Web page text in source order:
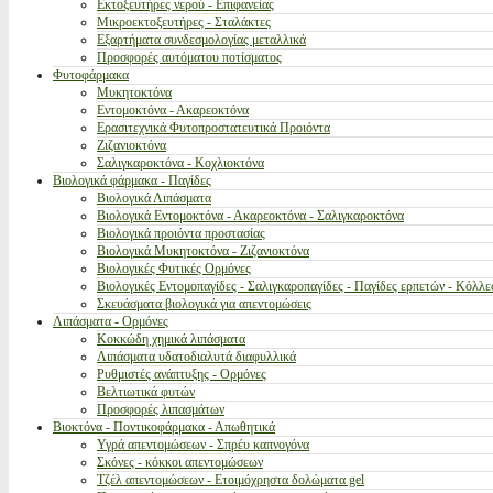
Εκτοξευτήρες νερού - Επιφανείας
Μικροεκτοξευτήρες - Σταλάκτες
Εξαρτήματα συνδεσμολογίας μεταλλικά
Προσφορές αυτόματου ποτίσματος
Φυτοφάρμακα
Μυκητοκτόνα
Εντομοκτόνα - Ακαρεοκτόνα
Ερασιτεχνικά Φυτοπροστατευτικά Προιόντα
Ζιζανιοκτόνα
Σαλιγκαροκτόνα - Κοχλιοκτόνα
Βιολογικά φάρμακα - Παγίδες
Βιολογικά Λιπάσματα
Βιολογικά Εντομοκτόνα - Ακαρεοκτόνα - Σαλιγκαροκτόνα
Βιολογικά προιόντα προστασίας
Βιολογικά Μυκητοκτόνα - Ζιζανιοκτόνα
Βιολογικές Φυτικές Ορμόνες
Βιολογικές Εντομοπαγίδες - Σαλιγκαροπαγίδες - Παγίδες ερπετών -
Σκευάσματα βιολογικά για απεντομώσεις
Λιπάσματα - Ορμόνες
Κοκκώδη χημικά λιπάσματα
Λιπάσματα υδατοδιαλυτά διαφυλλικά
Ρυθμιστές ανάπτυξης - Ορμόνες
Βελτιωτικά φυτών
Προσφορές λιπασμάτων
Βιοκτόνα - Ποντικοφάρμακα - Απωθητικά
Υγρά απεντομώσεων - Σπρέυ καπνογόνα
Σκόνες - κόκκοι απεντομώσεων
Τζέλ απεντομώσεων - Ετοιμόχρηστα δολώματα gel